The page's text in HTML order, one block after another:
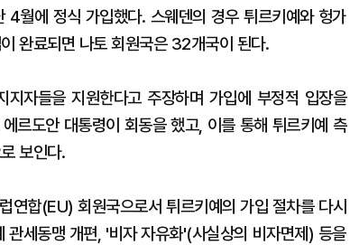
월에 정식 가입했다. 스웨덴의 경우 튀르키예와 헝가
완료되면 나토 회원국은 32개국이 된다.
자들을 지원한다고 주장하며 가입에 부정적 입장을
르도안 대통령이 회동을 했고, 이를 통해 튀르키예 측
보인다.
연합(EU) 회원국으로서 튀르키예의 가입 절차를 다시
관세동맹 개편, '비자 자유화'(사실상의 비자면제) 등을